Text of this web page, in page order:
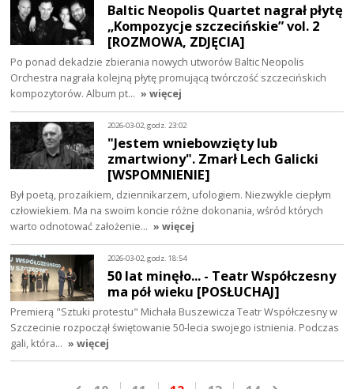
Baltic Neopolis Quartet nagrał płytę
„Kompozycje szczecińskie” vol. 2
[ROZMOWA, ZDJĘCIA]
Po ponad dekadzie zbierania nowych utworów Baltic Neopolis
Orchestra nagrała kolejną płytę promującą twórczość szczecińskich
kompozytorów. Album pt… » więcej
2026-03-02, godz. 23:02
"Jestem wniebowzięty lub
zmartwiony". Zmarł Lech Galicki
[WSPOMNIENIE]
Był poetą, prozaikiem, dziennikarzem, ufologiem. Niezwykle ciepłym
człowiekiem. Ma na swoim koncie różne dokonania, wśród których
warto odnotować założenie… » więcej
2026-03-02, godz. 18:54
50 lat minęło... - Teatr Współczesny
ma pół wieku [POSŁUCHAJ]
Premierą "Sztuki protestu" Michała Buszewicza Teatr Współczesny w
Szczecinie rozpoczął świętowanie 50-lecia swojego istnienia. Podczas
gali, która… » więcej